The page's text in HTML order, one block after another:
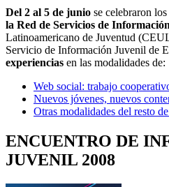
Del 2 al 5 de junio se celebraron los
la Red de Servicios de
Latinoamericano de Juventud
Servicio de Información Juvenil de
experiencias en las modalidades de:
Web social: trabajo
Nuevos jóvenes, nuevos
Otras modalidades del resto
ENCUENTRO DE
JUVENIL 2008